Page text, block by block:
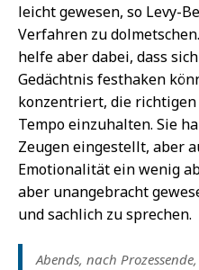
leicht gewesen, so Levy-
Verfahren zu
helfe aber dabei, dass
Gedächtnis festhaken
konzentriert, die
Tempo einzuhalten. Sie
Zeugen eingestellt, aber
Emotionalität ein wenig
aber unangebracht
und sachlich zu sprechen.
Abends, nach